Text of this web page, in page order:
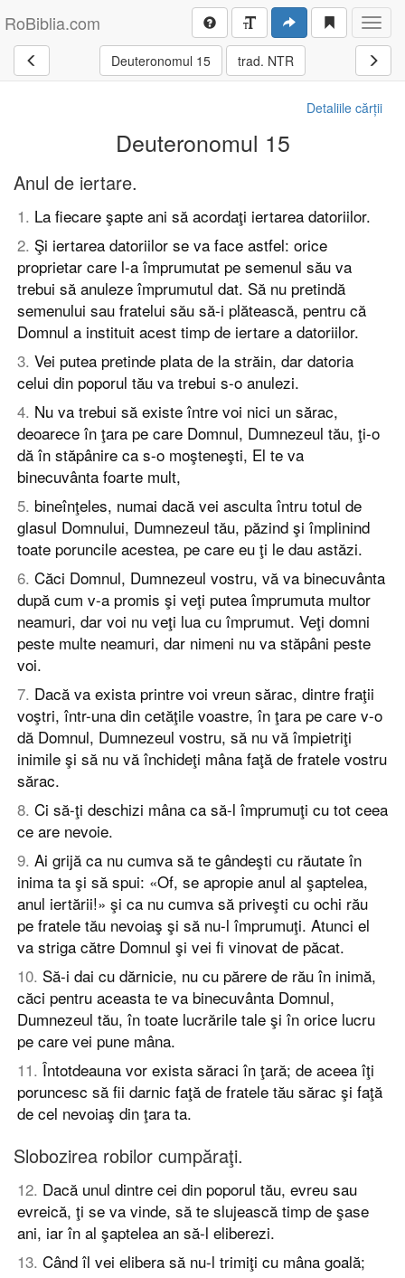
RoBiblia.com
Deuteronomul 15 trad. NTR
Detaliile cărții
Deuteronomul 15
Anul de iertare.
1. La fiecare şapte ani să acordaţi iertarea datoriilor.
2. Şi iertarea datoriilor se va face astfel: orice
proprietar care l-a împrumutat pe semenul său va
trebui să anuleze împrumutul dat. Să nu pretindă
semenului sau fratelui său să-i plătească, pentru că
Domnul a instituit acest timp de iertare a datoriilor.
3. Vei putea pretinde plata de la străin, dar datoria
celui din poporul tău va trebui s-o anulezi.
4. Nu va trebui să existe între voi nici un sărac,
deoarece în ţara pe care Domnul, Dumnezeul tău, ţi-o
dă în stăpânire ca s-o moşteneşti, El te va
binecuvânta foarte mult,
5. bineînţeles, numai dacă vei asculta întru totul de
glasul Domnului, Dumnezeul tău, păzind şi împlinind
toate poruncile acestea, pe care eu ţi le dau astăzi.
6. Căci Domnul, Dumnezeul vostru, vă va binecuvânta
după cum v-a promis şi veţi putea împrumuta multor
neamuri, dar voi nu veţi lua cu împrumut. Veţi domni
peste multe neamuri, dar nimeni nu va stăpâni peste
voi.
7. Dacă va exista printre voi vreun sărac, dintre fraţii
voştri, într-una din cetăţile voastre, în ţara pe care v-o
dă Domnul, Dumnezeul vostru, să nu vă împietriţi
inimile şi să nu vă închideţi mâna faţă de fratele vostru
sărac.
8. Ci să-ţi deschizi mâna ca să-l împrumuţi cu tot ceea
ce are nevoie.
9. Ai grijă ca nu cumva să te gândeşti cu răutate în
inima ta şi să spui: «Of, se apropie anul al şaptelea,
anul iertării!» şi ca nu cumva să priveşti cu ochi rău
pe fratele tău nevoiaş şi să nu-l împrumuţi. Atunci el
va striga către Domnul şi vei fi vinovat de păcat.
10. Să-i dai cu dărnicie, nu cu părere de rău în inimă,
căci pentru aceasta te va binecuvânta Domnul,
Dumnezeul tău, în toate lucrările tale şi în orice lucru
pe care vei pune mâna.
11. Întotdeauna vor exista săraci în ţară; de aceea îţi
poruncesc să fii darnic faţă de fratele tău sărac şi faţă
de cel nevoiaş din ţara ta.
Slobozirea robilor cumpăraţi.
12. Dacă unul dintre cei din poporul tău, evreu sau
evreică, ţi se va vinde, să te slujească timp de şase
ani, iar în al şaptelea an să-l eliberezi.
13. Când îl vei elibera să nu-l trimiţi cu mâna goală;